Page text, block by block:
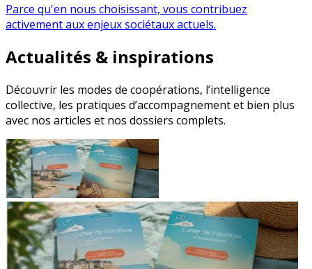
Parce qu'en nous choisissant, vous contribuez
activement aux enjeux sociétaux actuels.
Actualités & inspirations
Découvrir les modes de coopérations, l’intelligence
collective, les pratiques d’accompagnement et bien plus
avec nos articles et nos dossiers complets.